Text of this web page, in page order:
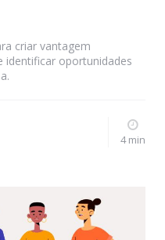
criar vantagem
identificar oportunidades
4 min